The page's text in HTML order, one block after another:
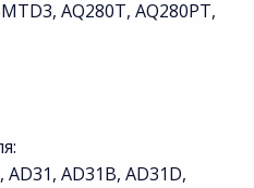
AQ280T, AQ280PT,
AD31, AD31B, AD31D,